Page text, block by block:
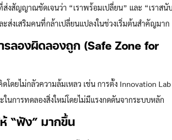
ส่งสัญญาณชัดเจนว่า “เราพร้อมเปลี่ยน” และ “เราสนั
ส่งเสริมคนที่กล้าเปลี่ยนแปลงในช่วงเริ่มต้นสำคัญมาก
ลองผิดลองถูก (Safe Zone for
ดยไม่กลัวความล้มเหลว เช่น การตั้ง Innovation
ในการทดลองสิ่งใหม่โดยไม่มีแรงกดดันจากระบบหลัก
“ฟัง” มากขึ้น